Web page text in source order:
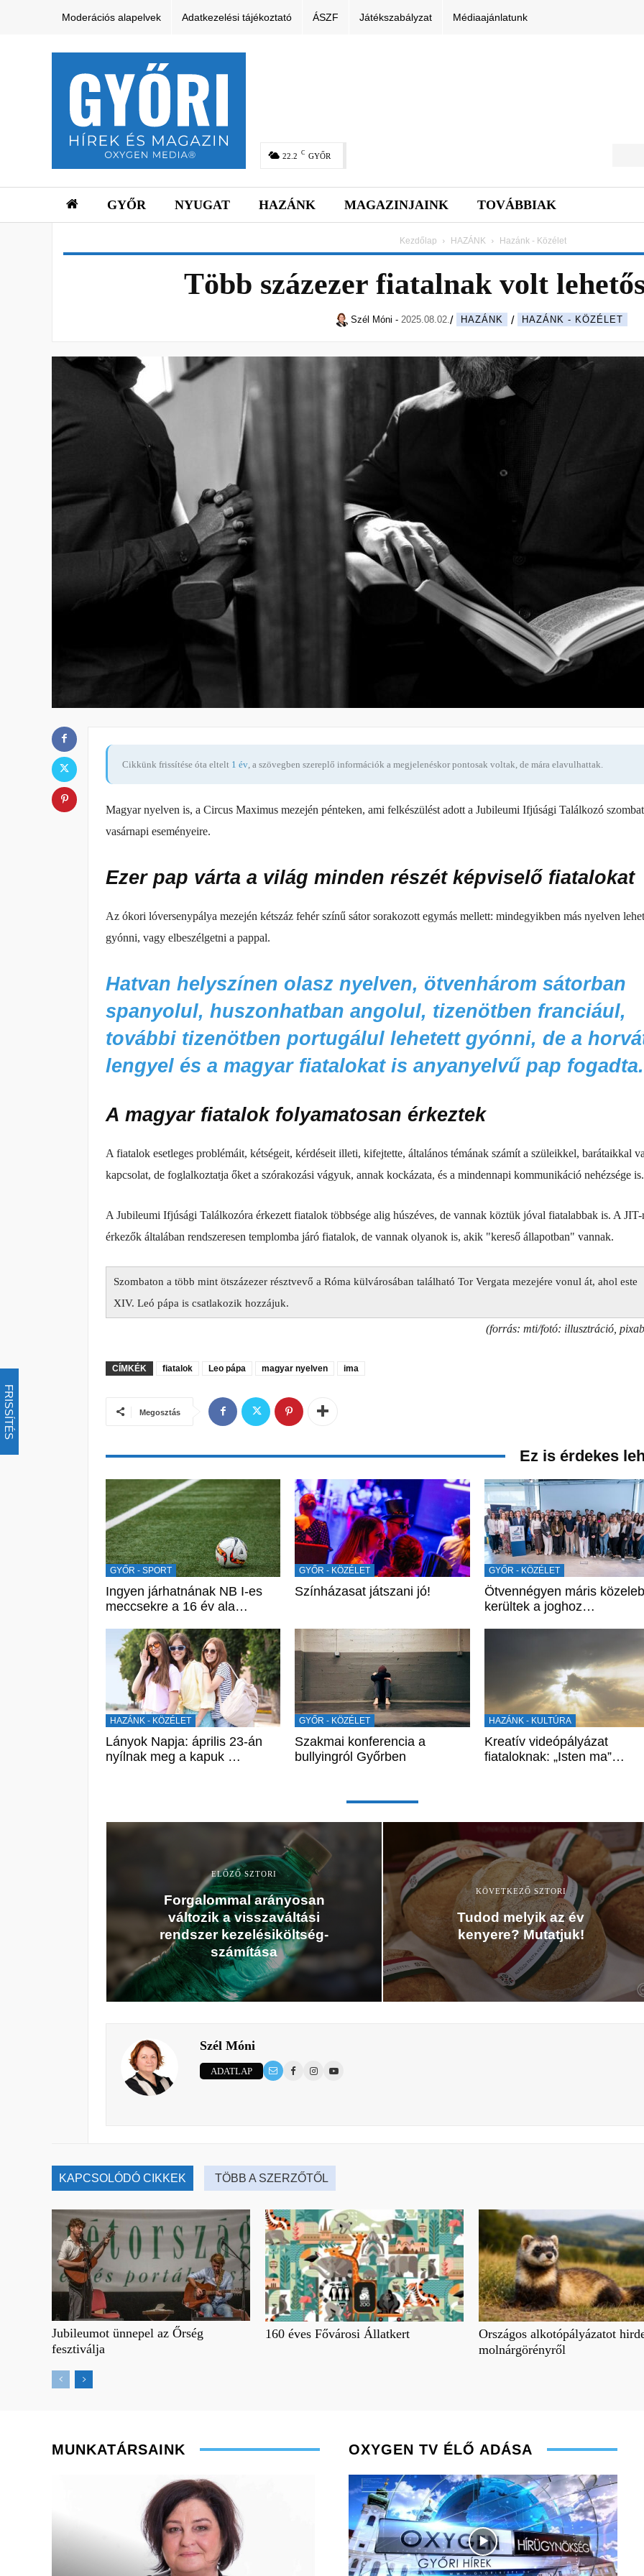
FRISSÍTÉS
Moderációs alapelvek Adatkezelési tájékoztató ÁSZF Játékszabályzat Médiaajánlatunk
22.2 C GYŐR
GYŐR NYUGAT HAZÁNK MAGAZINJAINK TOVÁBBIAK
Kezdőlap HAZÁNK Hazánk - Közélet
Több százezer fiatalnak volt
Szél Móni - 2025.08.02. HAZÁNK HAZÁNK - KÖZÉLET
Cikkünk frissítése óta eltelt 1 év , a szövegben szereplő információk a megjelenéskor pontosak voltak, de mára elavulhattak.
Magyar nyelven is, a Circus Maximus mezején pénteken, ami felkészülést adott a Jubileumi Ifjúsági Találkozó
vasárnapi eseményeire.
Ezer pap várta a világ minden részét képviselő fiatalokat
Az ókori lóversenypálya mezején kétszáz fehér színű sátor sorakozott egymás mellett: mindegyikben más nyelven
gyónni, vagy elbeszélgetni a pappal.
Hatvan helyszínen olasz nyelven, ötvenhárom sátorban
spanyolul, huszonhatban angolul, tizenötben franciául,
további tizenötben portugálul lehetett gyónni, de a
lengyel és a magyar fiatalokat is anyanyelvű pap fogadta.
A magyar fiatalok folyamatosan érkeztek
A fiatalok esetleges problémáit, kétségeit, kérdéseit illeti, kifejtette, általános témának számít a szüleikkel, barátaikkal
kapcsolat, de foglalkoztatja őket a szórakozási vágyuk, annak kockázata, és a mindennapi kommunikáció nehézsége is.
A Jubileumi Ifjúsági Találkozóra érkezett fiatalok többsége alig húszéves, de vannak köztük jóval fiatalabbak is. A JIT-
érkezők általában rendszeresen templomba járó fiatalok, de vannak olyanok is, akik "kereső állapotban" vannak.
Szombaton a több mint ötszázezer résztvevő a Róma külvárosában található Tor Vergata mezejére vonul át, ahol este
XIV. Leó pápa is csatlakozik hozzájuk.
(forrás: mti/fotó: illusztráció,
CÍMKÉK fiatalok Leo pápa magyar nyelven ima
Megosztás
Ez is érdekes
GYŐR - SPORT
Ingyen járhatnának NB I-es
meccsekre a 16 év ala…
GYŐR - KÖZÉLET
Színházasat játszani jó!
GYŐR - KÖZÉLET
Ötvennégyen máris
kerültek a joghoz…
HAZÁNK - KÖZÉLET
Lányok Napja: április 23-án
nyílnak meg a kapuk …
GYŐR - KÖZÉLET
Szakmai konferencia a
bullyingról Győrben
HAZÁNK - KULTÚRA
Kreatív videópályázat
fiataloknak: „Isten ma”…
ELŐZŐ SZTORI
Forgalommal arányosan
változik a visszaváltási
rendszer kezelésiköltség-
számítása
KÖVETKEZŐ SZTORI
Tudod melyik az év
kenyere? Mutatjuk!
Szél Móni
ADATLAP
KAPCSOLÓDÓ CIKKEK TÖBB A SZERZŐTŐL
Jubileumot ünnepel az Őrség
fesztiválja
160 éves Fővárosi Állatkert
Országos alkotópályázatot
molnárgörényről
MUNKATÁRSAINK OXYGEN TV ÉLŐ ADÁSA